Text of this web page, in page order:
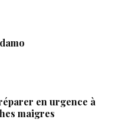
en urgence à
maigres